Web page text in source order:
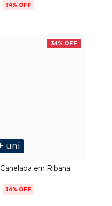
34% OFF
34% OFF
uni
em Ribana
34% OFF